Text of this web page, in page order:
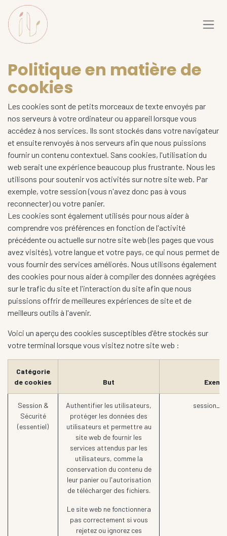
Se rendre au contenu
Politique en matière de
cookies
Les cookies sont de petits morceaux de texte envoyés par
nos serveurs à votre ordinateur ou appareil lorsque vous
accédez à nos services. Ils sont stockés dans votre navigateur
et ensuite renvoyés à nos serveurs afin que nous puissions
fournir un contenu contextuel. Sans cookies, l'utilisation du
web serait une expérience beaucoup plus frustrante. Nous les
utilisons pour soutenir vos activités sur notre site web. Par
exemple, votre session (vous n'avez donc pas à vous
reconnecter) ou votre panier.
Les cookies sont également utilisés pour nous aider à
comprendre vos préférences en fonction de l'activité
précédente ou actuelle sur notre site web (les pages que vous
avez visités), votre langue et votre pays, ce qui nous permet de
vous fournir des services améliorés. Nous utilisons également
des cookies pour nous aider à compiler des données agrégées
sur le trafic du site et l'interaction du site afin que nous
puissions offrir de meilleures expériences de site et de
meilleurs outils à l'avenir.
Voici un aperçu des cookies susceptibles d'être stockés sur
votre terminal lorsque vous visitez notre site web :
Catégorie
de cookies
But
Session &
Sécurité
(essentiel)
Authentifier les utilisateurs,
protéger les données des
utilisateurs et permettre au
site web de fournir les
services attendus par les
utilisateurs, comme la
conservation du contenu de
leur panier ou l'autorisation
de télécharger des fichiers.
Le site web ne fonctionnera
pas correctement si vous
rejetez ou ignorez ces
session_id